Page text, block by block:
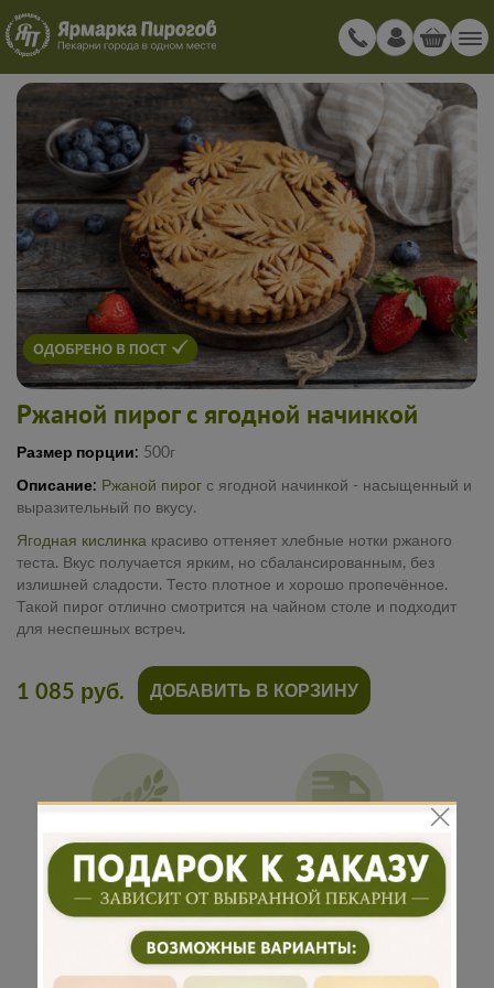
Ржаной пирог с ягодной начинкой
Размер порции: 500г
Описание: Ржаной пирог с ягодной начинкой - насыщенный и
выразительный по вкусу.
Ягодная кислинка красиво оттеняет хлебные нотки ржаного
теста. Вкус получается ярким, но сбалансированным, без
излишней сладости. Тесто плотное и хорошо пропечённое.
Такой пирог отлично смотрится на чайном столе и подходит
для неспешных встреч.
Традиционная
рецептура
Бережная
доставка
1 085 руб. ДОБАВИТЬ В КОРЗИНУ